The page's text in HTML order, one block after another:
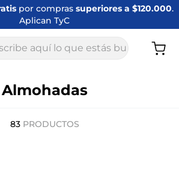
por compras superiores a $120.000.
Aplican TyC
aquí lo que estás buscando
Almohadas
83 PRODUCTOS